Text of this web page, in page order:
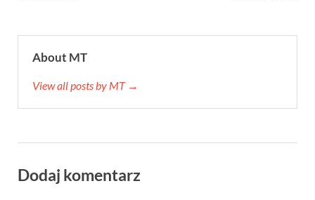
About MT
View all posts by MT →
Dodaj komentarz